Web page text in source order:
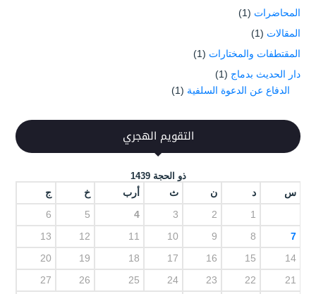
المحاضرات (1)
المقالات (1)
المقتطفات والمختارات (1)
دار الحديث بدماج (1)
الدفاع عن الدعوة السلفية (1)
التقويم الهجري
ذو الحجة 1439
س د ن ث أرب خ ج
1
2
3
4
5
6
7
8
9
10
11
12
13
14
15
16
17
18
19
20
21
22
23
24
25
26
27